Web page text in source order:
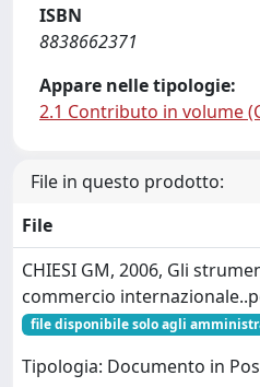
ISBN
8838662371
Appare nelle tipologie:
2.1 Contributo in volume
File in questo prodotto:
File
CHIESI GM, 2006, Gli
commercio
file disponibile solo agli
Tipologia: Documento in